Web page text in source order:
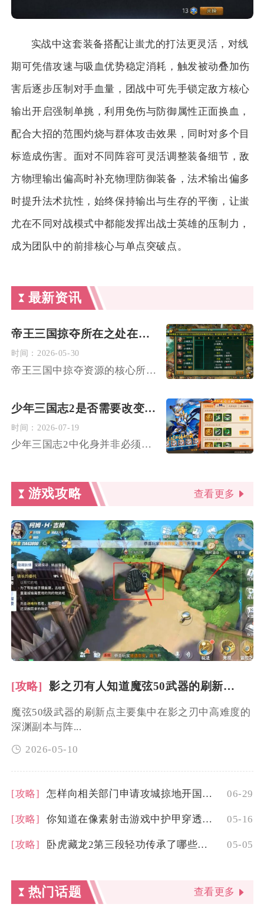
实战中这套装备搭配让蚩尤的打法更灵活，对线
期可凭借攻速与吸血优势稳定消耗，触发被动叠加伤
害后逐步压制对手血量，团战中可先手锁定敌方核心
输出开启强制单挑，利用免伤与防御属性正面换血，
配合大招的范围灼烧与群体攻击效果，同时对多个目
标造成伤害。面对不同阵容可灵活调整装备细节，敌
方物理输出偏高时补充物理防御装备，法术输出偏多
时提升法术抗性，始终保持输出与生存的平衡，让蚩
尤在不同对战模式中都能发挥出战士英雄的压制力，
成为团队中的前排核心与单点突破点。
最新资讯
帝王三国掠夺所在之处在哪里
时间： 2026-05-30
帝王三国中掠夺资源的核心所在之处为野外资源田、野城与玩家城池...
少年三国志2是否需要改变化身
时间： 2026-07-19
少年三国志2中化身并非必须频繁改动，需结合阵容体系、对战场景...
游戏攻略 查看更多
[攻略] 影之刃有人知道魔弦50武器的刷新点在哪吗
魔弦50级武器的刷新点主要集中在影之刃中高难度的
深渊副本与阵...
2026-05-10
[攻略] 怎样向相关部门申请攻城掠地开国勋章 06-29
[攻略] 你知道在像素射击游戏中护甲穿透的作用吗 05-16
[攻略] 卧虎藏龙2第三段轻功传承了哪些特色 05-05
热门话题 查看更多